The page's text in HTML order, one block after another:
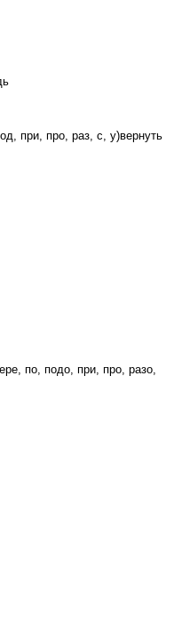
при, про, раз, с, у)вернуть
по, подо, при, про, разо,